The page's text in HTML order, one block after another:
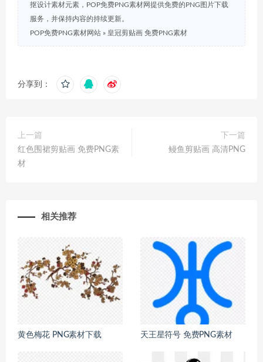
抠设计素材元素，POP免费PNG素材网提供免费的PNG图片下载
服务，并保持内容的持续更新。
POP免费PNG素材网站 » 皇冠剪贴画 免费PNG素材
分享到：
上一篇
红色围裙剪贴画 免费PNG素
材
下一篇
鳗鱼剪贴画 高清PNG
相关推荐
黄色梅花 PNG素材下载 天王星符号 免费PNG素材